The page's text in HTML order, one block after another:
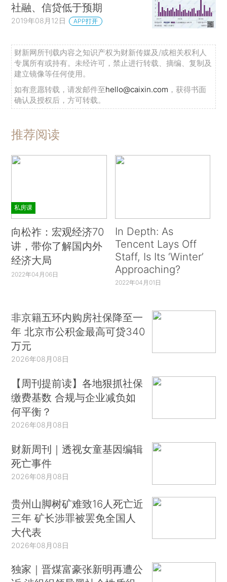
社融、信贷低于预期
2019年08月12日 APP打开
财新网所刊载内容之知识产权为财新传媒及/或相关权利人
专属所有或持有。未经许可，禁止进行转载、摘编、复制及
建立镜像等任何使用。
如有意愿转载，请发邮件至hello@caixin.com ，获得书面
确认及授权后，方可转载。
推荐阅读
私房课
向松祚：宏观经济70
讲，带你了解国内外
经济大局
2022年04月06日
In Depth: As
Tencent Lays Off
Staff, Is Its ‘Winter’
Approaching?
2022年04月01日
非京籍五环内购房社保降至一
年 北京市公积金最高可贷340
万元
2026年08月08日
【周刊提前读】各地狠抓社保
缴费基数 合规与企业减负如
何平衡？
2026年08月08日
财新周刊｜透视女童基因编辑
死亡事件
2026年08月08日
贵州山脚树矿难致16人死亡近
三年 矿长涉罪被罢免全国人
大代表
2026年08月08日
独家｜晋煤富豪张新明再遭公